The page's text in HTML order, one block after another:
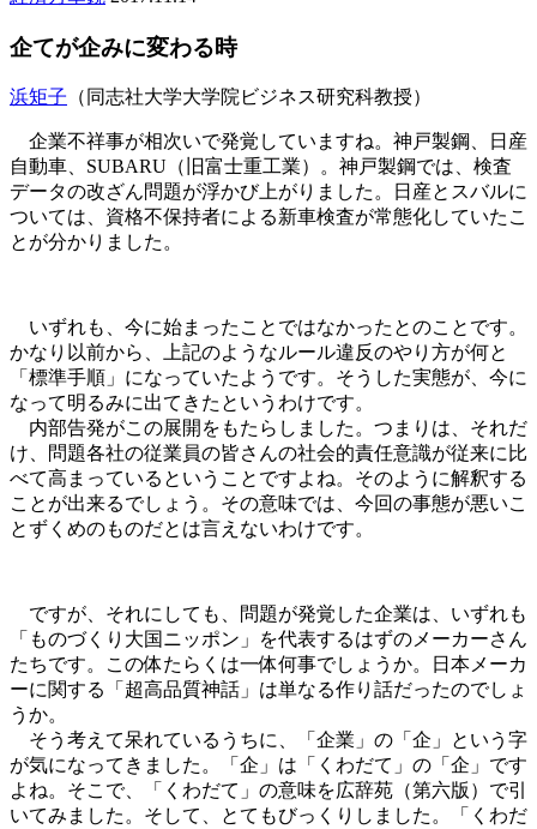
企てが企みに変わる時
浜矩子 （同志社大学大学院ビジネス研究科教授）
企業不祥事が相次いで発覚していますね。神戸製鋼、日産
自動車、SUBARU（旧富士重工業）。神戸製鋼では、検査
データの改ざん問題が浮かび上がりました。日産とスバルに
ついては、資格不保持者による新車検査が常態化していたこ
とが分かりました。
いずれも、今に始まったことではなかったとのことです。
かなり以前から、上記のようなルール違反のやり方が何と
「標準手順」になっていたようです。そうした実態が、今に
なって明るみに出てきたというわけです。
内部告発がこの展開をもたらしました。つまりは、それだ
け、問題各社の従業員の皆さんの社会的責任意識が従来に比
べて高まっているということですよね。そのように解釈する
ことが出来るでしょう。その意味では、今回の事態が悪いこ
とずくめのものだとは言えないわけです。
ですが、それにしても、問題が発覚した企業は、いずれも
「ものづくり大国ニッポン」を代表するはずのメーカーさん
たちです。この体たらくは一体何事でしょうか。日本メーカ
ーに関する「超高品質神話」は単なる作り話だったのでしょ
うか。
そう考えて呆れているうちに、「企業」の「企」という字
が気になってきました。「企」は「くわだて」の「企」です
よね。そこで、「くわだて」の意味を広辞苑（第六版）で引
いてみました。そして、とてもびっくりしました。「くわだ